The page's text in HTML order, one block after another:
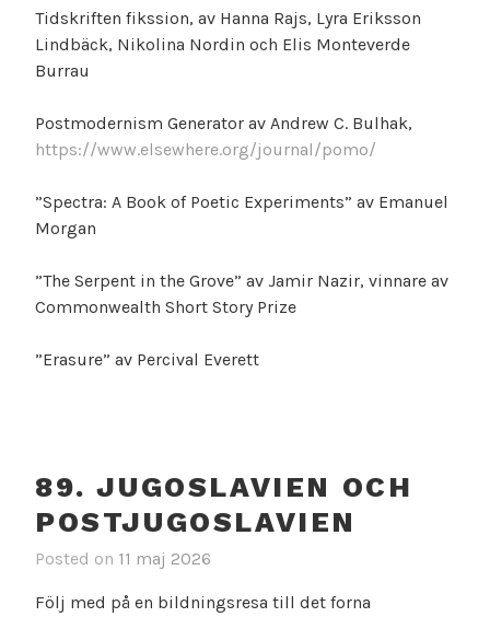
Tidskriften fikssion, av Hanna Rajs, Lyra Eriksson
Lindbäck, Nikolina Nordin och Elis Monteverde
Burrau
Postmodernism Generator av Andrew C. Bulhak,
https://www.elsewhere.org/journal/pomo/
”Spectra: A Book of Poetic Experiments” av Emanuel
Morgan
”The Serpent in the Grove” av Jamir Nazir, vinnare av
Commonwealth Short Story Prize
”Erasure” av Percival Everett
89. JUGOSLAVIEN OCH
POSTJUGOSLAVIEN
Posted on 11 maj 2026
Följ med på en bildningsresa till det forna